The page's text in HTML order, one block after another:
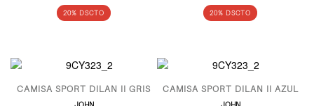
20% DSCTO 20% DSCTO
CAMISA SPORT DILAN II GRIS CAMISA SPORT DILAN II AZUL